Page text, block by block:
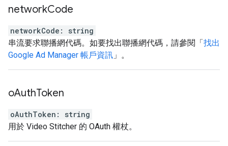
networkCode
networkCode :
string
串流要求聯播網代碼。如要找出聯播網代碼，請參閱「找出
Google Ad Manager 帳戶資訊 」。
oAuthToken
oAuthToken :
string
用於 Video Stitcher 的 OAuth 權杖。